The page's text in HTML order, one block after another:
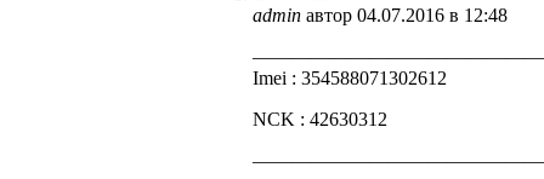
admin автор 04.07.2016 в 12:48
Imei : 354588071302612
NCK : 42630312